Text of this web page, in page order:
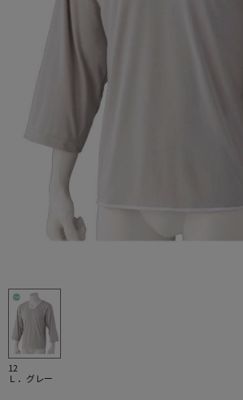
12
Ｌ．グレー